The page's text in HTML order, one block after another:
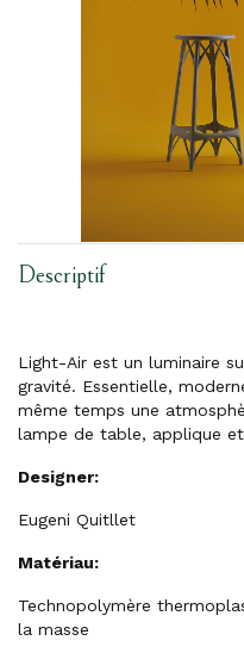
Descriptif
Light-Air est un luminaire
gravité. Essentielle,
même temps une
lampe de table, applique et
Designer:
Eugeni Quitllet
Matériau:
Technopolymère
la masse